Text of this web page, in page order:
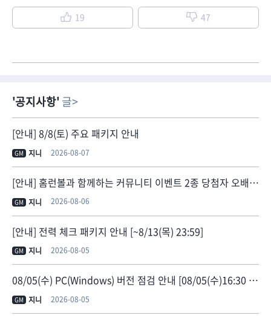
19 47
공지사항 글
[안내] 8/8(토) 주요 패키지 안내
GM 지니 2026-08-07
[안내] 홈런볼과 함께하는 커뮤니티 이벤트 2종 당첨자 오배송 안내
GM 지니 2026-08-06
[안내] 전력 체크 패키지 안내 [~8/13(목) 23:59]
GM 지니 2026-08-05
08/05(수) PC(Windows) 버전 점검 안내 [08/05(수)16:30 점검 종료]
GM 지니 2026-08-05